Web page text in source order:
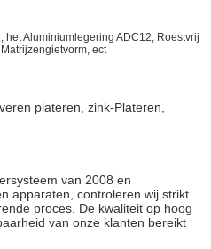
, het Aluminiumlegering ADC12, Roestvrij
ect
plateren, zink-Plateren,
van 2008 en
apparaten, controleren wij strikt
proces. De kwaliteit op hoog
van onze klanten bereikt